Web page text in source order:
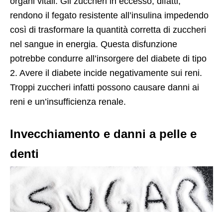
rendono il fegato resistente all’insulina impedendo
così di trasformare la quantità corretta di zuccheri
nel sangue in energia. Questa disfunzione
potrebbe condurre all’insorgere del diabete di tipo
2. Avere il diabete incide negativamente sui reni.
Troppi zuccheri infatti possono causare danni ai
reni e un’insufficienza renale.
Invecchiamento e danni a pelle e
denti